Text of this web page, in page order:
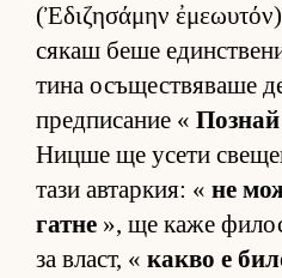
(Ἐδιζησάμην
ся­каш беше
тина осъ­щес­т­вя­ваше
пред­пи­са­ние « Поз­най
Ницше ще усети
тази ав­тар­кия: « не
гатне », ще каже
за власт, « какво е